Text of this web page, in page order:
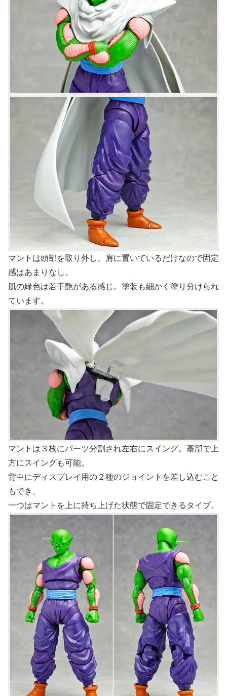
マントは頭部を取り外し、肩に置いているだけなので固定
感はあまりなし。
肌の緑色は若干艶がある感じ。塗装も細かく塗り分けられ
ています。
マントは３枚にパーツ分割され左右にスイング。基部で上
方にスイングも可能。
背中にディスプレイ用の２種のジョイントを差し込むこと
もでき、
一つはマントを上に持ち上げた状態で固定できるタイプ。